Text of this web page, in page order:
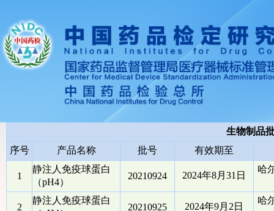
生物制品
序号
产品名称 批号 有效期至
1
静注人免疫球蛋白
（pH4）
20210924 2024年8月31日
哈
2
静注人免疫球蛋白
20210925 2024年9月2日
哈